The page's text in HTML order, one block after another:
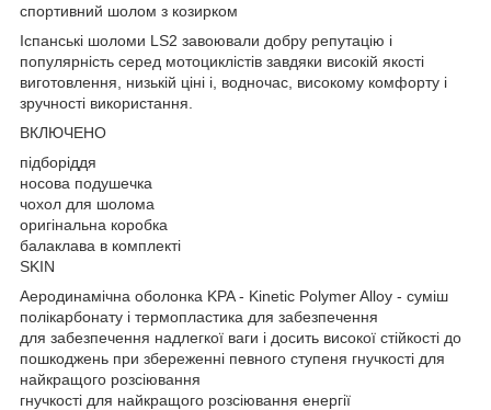
спортивний шолом з козирком
Іспанські шоломи LS2 завоювали добру репутацію і
популярність серед мотоциклістів завдяки високій якості
виготовлення, низькій ціні і, водночас, високому комфорту і
зручності використання.
ВКЛЮЧЕНО
підборіддя
носова подушечка
чохол для шолома
оригінальна коробка
балаклава в комплекті
SKIN
Аеродинамічна оболонка KPA - Kinetic Polymer Alloy - суміш
полікарбонату і термопластика для забезпечення
для забезпечення надлегкої ваги і досить високої стійкості до
пошкоджень при збереженні певного ступеня гнучкості для
найкращого розсіювання
гнучкості для найкращого розсіювання енергії